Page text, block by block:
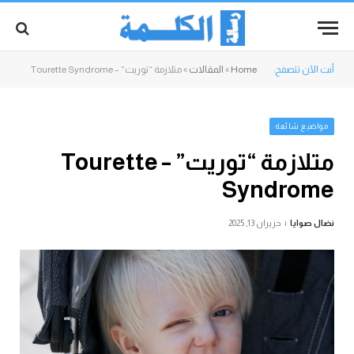
أنت الآن تتصفح: Home
» المقالات »متلازمة “توريت” – Tourette Syndrome
مواضيع شائعة
متلازمة “توريت” – Tourette
Syndrome
نضال صوايا حزيران 13, 2025